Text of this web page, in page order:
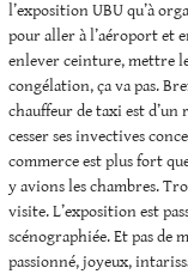
l’exposition UBU qu’à
pour aller à l’aéroport et
enlever ceinture, mettre
congélation, ça va pas.
chauffeur de taxi est d’un
cesser ses invectives
commerce est plus fort
y avions les chambres.
visite. L’exposition est
scénographiée. Et pas de
passionné, joyeux,